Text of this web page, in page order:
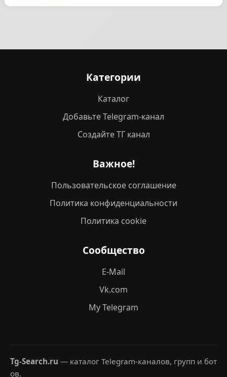
Категории
Каталог
Добавьте Telegram-канал
Создайте ТГ канал
Важное!
Пользовательское соглашение
Политика конфиденциальности
Политика cookie
Сообщество
E-Mail
Vk.com
My Telegram
Tg-Search.ru — каталог Telegram-каналов, групп и бот
ов.